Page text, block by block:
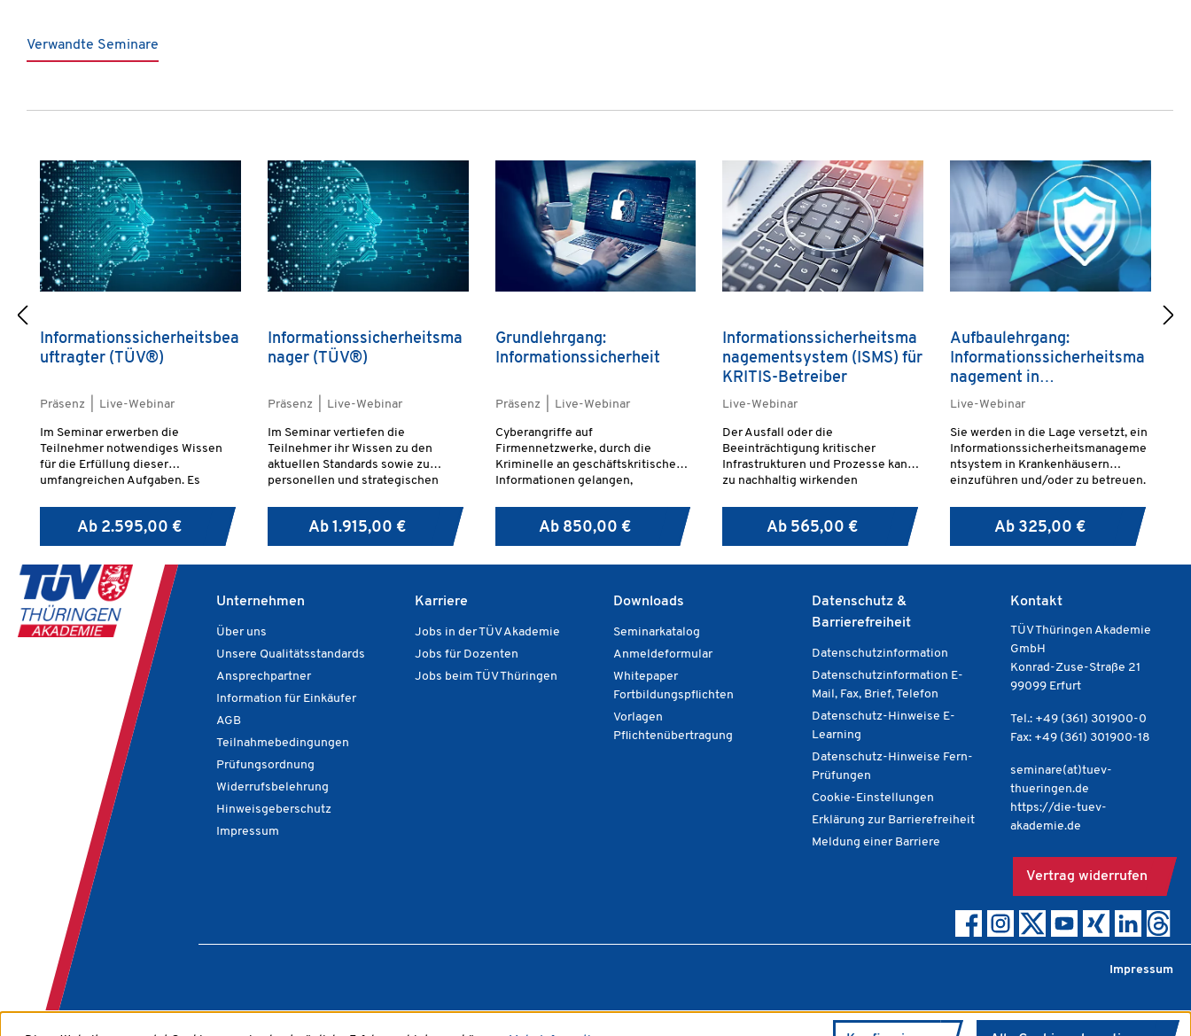
Verwandte Seminare
Informationssicherheitsbea
uftragter (TÜV®)
Präsenz | Live-Webinar
Im Seminar erwerben die
Teilnehmer notwendiges Wissen
für die Erfüllung dieser
umfangreichen Aufgaben. Es
eines erfolgreichen ISMS erläutert.
Darüber hinaus erhalten die
IT-Grundschutz des Bundesamts
für Sicherheit in der
Informationstechnik (BSI).
Informationen zu erforderlichen
Maßnahmen für die Sicherheit in
verschiedenen Ebenen der IT-
Infrastruktur sowie zur
entsprechenden Dokumentation
bilden einen weiteren inhaltlichen
Schwerpunkt des Seminars. Die
Besprechung von Beispielen aus
der Praxis und Diskussionen zu
Lösungsmöglichkeiten häufiger
Problemstellungen unterstützen
die Teilnehmer bei der Übertragung
des neuen Wissens in den
Arbeitsalltag.
Ab 2.595,00 €
Informationssicherheitsma
nager (TÜV®)
Präsenz | Live-Webinar
Im Seminar vertiefen die
Teilnehmer ihr Wissen zu den
aktuellen Standards sowie zu
personellen und strategischen
Kriterien für ein zuverlässiges ISMS
werden auch Punkte zur Kontrolle
um als
Informationssicherheitsmanager
entsprechende Prozesse zu
steuern und auch zu verbessern.
wie ein ISMS in bereits bestehende
zur Zertifizierungsreife geführt
werden kann. Betrachtungen zum
Risikomanagement und zur
Sensibilisierung der Belegschaft
Ab1.915,00 €
Grundlehrgang:
Informationssicherheit
Präsenz | Live-Webinar
Cyberangriffe auf
Firmennetzwerke, durch die
Kriminelle an geschäftskritische
Informationen gelangen,
Unternehmens.
Ab 850,00 €
Informationssicherheitsma
nagementsystem (ISMS) für
KRITIS-Betreiber
Live-Webinar
Der Ausfall oder die
Beeinträchtigung kritischer
Infrastrukturen und Prozesse kann
zu nachhaltig wirkenden
öffentlichen Sicherheit oder
anderen dramatischen Folgen für
Ab 565,00 €
Aufbaulehrgang:
Informationssicherheitsma
nagement in
Krankenhäusern und
Live-Webinar
Sie werden in die Lage versetzt, ein
Informationssicherheitsmanageme
ntsystem in Krankenhäusern
einzuführen und/oder zu betreuen.
Ab 325,00 €
Unternehmen
Über uns
Unsere Qualitätsstandards
Ansprechpartner
Information für Einkäufer
AGB
Teilnahmebedingungen
Prüfungsordnung
Widerrufsbelehrung
Hinweisgeberschutz
Impressum
Karriere
Jobs in der TÜV Akademie
Jobs für Dozenten
Jobs beim TÜV Thüringen
Downloads
Seminarkatalog
Anmeldeformular
Whitepaper
Fortbildungspflichten
Vorlagen
Pflichtenübertragung
Datenschutz &
Barrierefreiheit
Datenschutzinformation
Datenschutzinformation E-
Mail, Fax, Brief, Telefon
Datenschutz-Hinweise E-
Learning
Datenschutz-Hinweise Fern-
Prüfungen
Cookie-Einstellungen
Erklärung zur Barrierefreiheit
Meldung einer Barriere
Kontakt
TÜV Thüringen Akademie
GmbH
Konrad-Zuse-Straße 21
99099 Erfurt
Tel.: +49 (361) 301900-0
Fax: +49 (361) 301900-18
seminare(at)tuev-
thueringen.de
https://die-tuev-
akademie.de
Vertrag widerrufen
Impressum